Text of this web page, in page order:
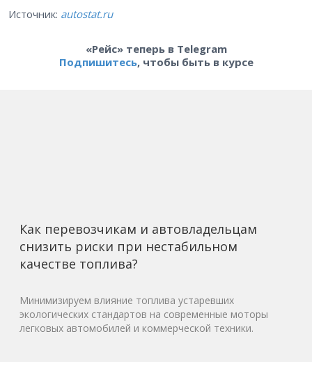
Источник: autostat.ru
«Рейс» теперь в Telegram
Подпишитесь, чтобы быть в курсе
Как перевозчикам и автовладельцам
снизить риски при нестабильном
качестве топлива?
Минимизируем влияние топлива устаревших
экологических стандартов на современные моторы
легковых автомобилей и коммерческой техники.